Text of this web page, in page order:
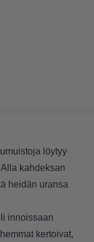
löytyy
kahdeksan
heidän uransa
innoissaan
kertoivat,